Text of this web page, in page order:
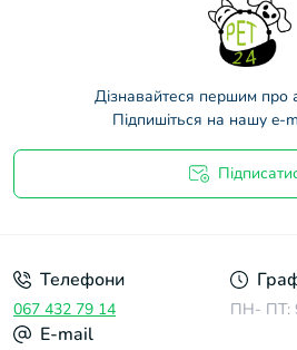
Дізнавайтеся першим про
Підпишіться на нашу e-
Телефони
067 432 79 14 ПН- ПТ:
E-mail